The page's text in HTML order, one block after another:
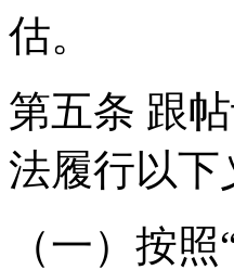
估。
第五条 跟
法履行以下
（一）按